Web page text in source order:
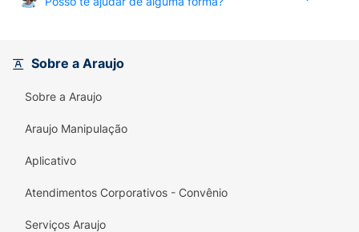
Sobre a Araujo
Sobre a Araujo
Araujo Manipulação
Aplicativo
Atendimentos Corporativos - Convênio
Serviços Araujo